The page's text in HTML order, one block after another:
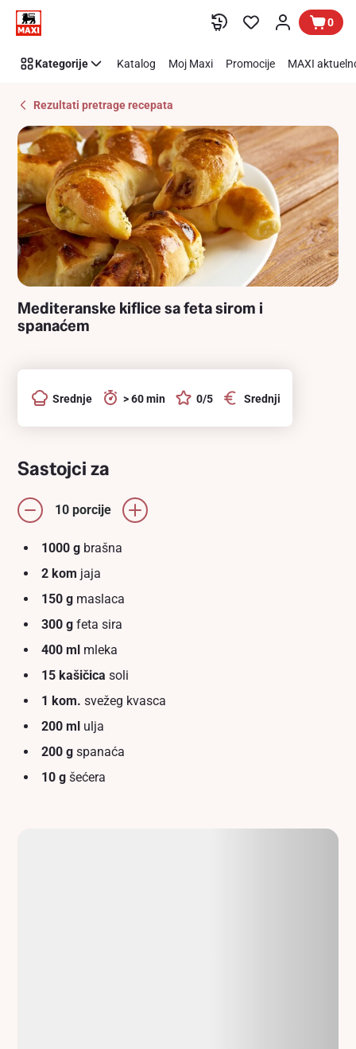
Preskoči link
Recipe
Details
0
Kategorije Katalog Moj Maxi Promocije MAXI
Rezultati pretrage recepata
Mediteranske kiflice sa feta sirom i
spanaćem
Srednje > 60 min 0/5 Srednji
Sastojci za
10 porcije
1000 g brašna
2 kom jaja
150 g maslaca
300 g feta sira
400 ml mleka
15 kašičica soli
1 kom. svežeg kvasca
200 ml ulja
200 g spanaća
10 g šećera